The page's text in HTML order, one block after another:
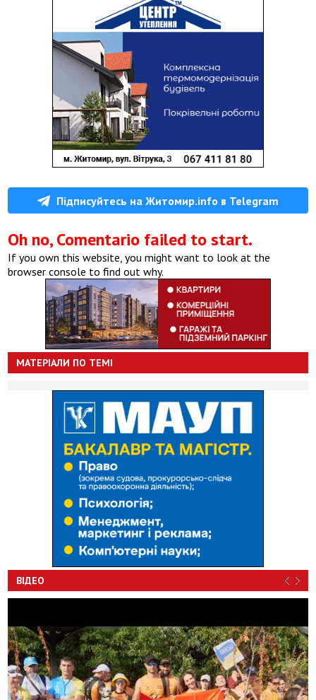
Підписуйтесь на Житомир.info в Telegram
Oh no, Comentario failed to start.
If you own this website, you might want to look at the
browser console to find out why.
МАТЕРІАЛИ ПО ТЕМІ
ВІДЕО